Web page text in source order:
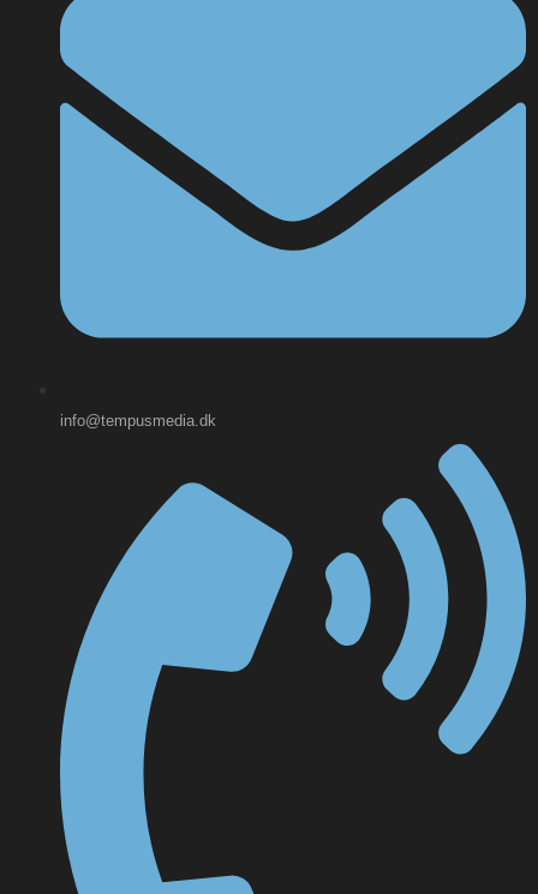
info@tempusmedia.dk